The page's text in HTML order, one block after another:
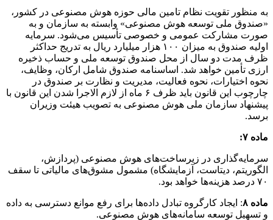
به منظور تقویت نظام تامین مالی حوزه هوش مصنوعی در کشور،
«صندوق ملی توسعه هوش مصنوعی» وابسته به سازمان و به
صورت مشارکت عمومی و خصوصی تأسیس می‌شود. سرمایه
اولیه صندوق به میزان ۱۰۰ هزار میلیارد ریال به تدریج حداکثر
ظرف مدت دو سال از محل صندوق توسعه ملی و حساب ذخیره
ارزی تأمین خواهد شد. اساسنامه صندوق شامل ارکان، وظایف،
نحوه اختیارات، نحوه فعالیت، مدیریت و نظارت بر صندوق در
چارچوب این قانون باید ظرف ۶ ماه از لازم الاجرا شدن این قانون با
پیشنهاد سازمان ملی هوش مصنوعی به تصویب هیئت وزیران
برسد.
ماده ۷:
سرمایه‌گذاری در زیرساخت‌های هوش مصنوعی (پردازش،
الگوریتم، دیتاست، آزمایشگاه) مشمول مشوق‌های مالیاتی تا سقف
۷۰ درصد هزینه‌ها خواهد بود.
ماده ۸
: ایجاد کارگروه تبادل داده‌ها برای رفع موانع دسترسی به داده
و تسهیل توسعه سامانه‌های هوش مصنوعی.